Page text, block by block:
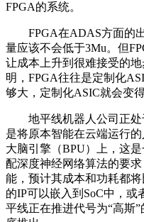
FPGA的系统。
FPGA在ADAS方面的出
量应该不会低于3Mu。但
让成本上升到很难接受的
明，FPGA往往是定制化
够大，定制化ASIC就会变得
地平线机器人公司正处
是将原本智能在云端运行
大脑引擎（BPU）上，这
配深度神经网络算法的要
能，预计其成本和功耗都
的IP可以嵌入到SoC中，
平线正在推进代号为“高斯